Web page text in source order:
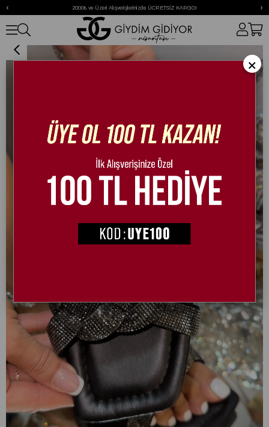
2000₺ ve Üzeri Alışverişlerinizde ÜCRETSİZ KARGO!
‹ ›
Loope Terlik Siyah
×